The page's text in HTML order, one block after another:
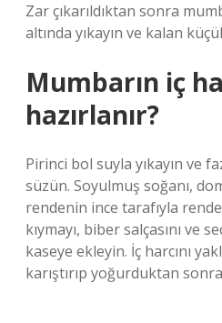
Zar çıkarıldıktan sonra
altında yıkayın ve kalan
Mumbarın iç
hazırlanır?
Pirinci bol suyla yıkayın ve
süzün. Soyulmuş soğanı,
rendenin ince tarafıyla
kıymayı, biber salçasını ve
kaseye ekleyin. İç harcını
karıştırıp yoğurduktan